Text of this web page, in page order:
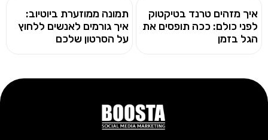
איך מזהים טרנד בטיקטוק
לפני כולם: ככה תופסים את
הגל בזמן
תמונה ממוזערת ביוטיוב:
איך גורמים לאנשים ללחוץ
על הסרטון שלכם